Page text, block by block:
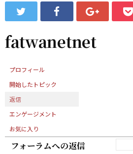
ッ
プ
フ
ォ
ム
fatwanetnet
プロフィール
開始したトピック
返信
エンゲージメント
お気に入り
フォーラムへの返信